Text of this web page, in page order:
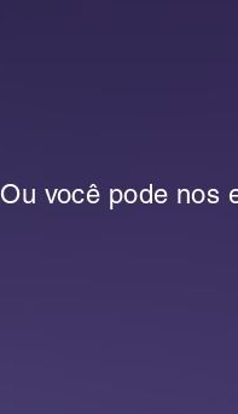
Ou você pode nos